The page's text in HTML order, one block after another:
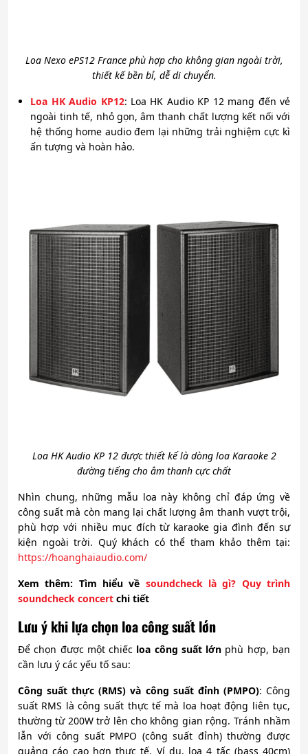
Loa Nexo ePS12 France phù hợp cho không gian ngoài trời,
thiết kế bền bỉ, dễ di chuyển.
Loa HK Audio KP12: Loa HK Audio KP 12 mang đến vẻ
ngoài tinh tế, nhỏ gọn, âm thanh chất lượng kết nối với
hệ thống home audio đem lại những trải nghiệm cực kì
ấn tượng và hoàn hảo.
Loa HK Audio KP 12 được thiết kế là dòng loa Karaoke 2
đường tiếng cho âm thanh cực chất
Nhìn chung, những mẫu loa này không chỉ đáp ứng về
công suất mà còn mang lại chất lượng âm thanh vượt trội,
phù hợp với nhiều mục đích từ karaoke gia đình đến sự
kiện ngoài trời. Quý khách có thể tham khảo thêm tại:
https://hoanghaiaudio.com/
Xemthêm: Tìm hiểu về soundcheck là gì? Quy trình
soundcheck concert chi tiết
Lưu ý khi lựa chọn loa công suất lớn
Để chọn được một chiếc loa công suất lớn phù hợp, bạn
cần lưu ý các yếu tố sau:
Công suất thực (RMS) và công suất đỉnh (PMPO): Công
suất RMS là công suất thực tế mà loa hoạt động liên tục,
thường từ 200W trở lên cho không gian rộng. Tránh nhầm
lẫn với công suất PMPO (công suất đỉnh) thường được
quảng cáo cao hơn thực tế. Ví dụ, loa 4 tấc (bass 40cm)